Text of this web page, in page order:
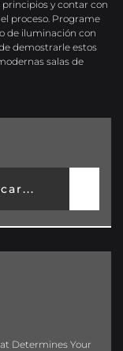
y contar con
proceso. Programe
de iluminación con
demostrarle estos
salas de
Determines Your